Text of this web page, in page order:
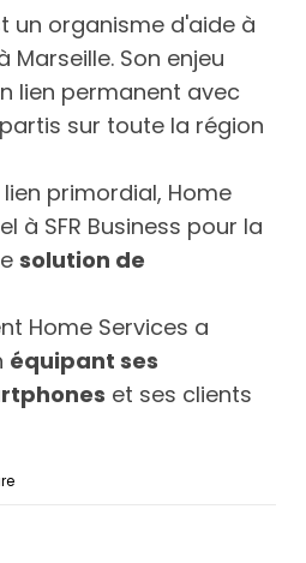
un organisme d'aide à
Son enjeu
lien permanent avec
sur toute la région
primordial, Home
à SFR Business pour la
solution de
Home Services a
équipant ses
et ses clients